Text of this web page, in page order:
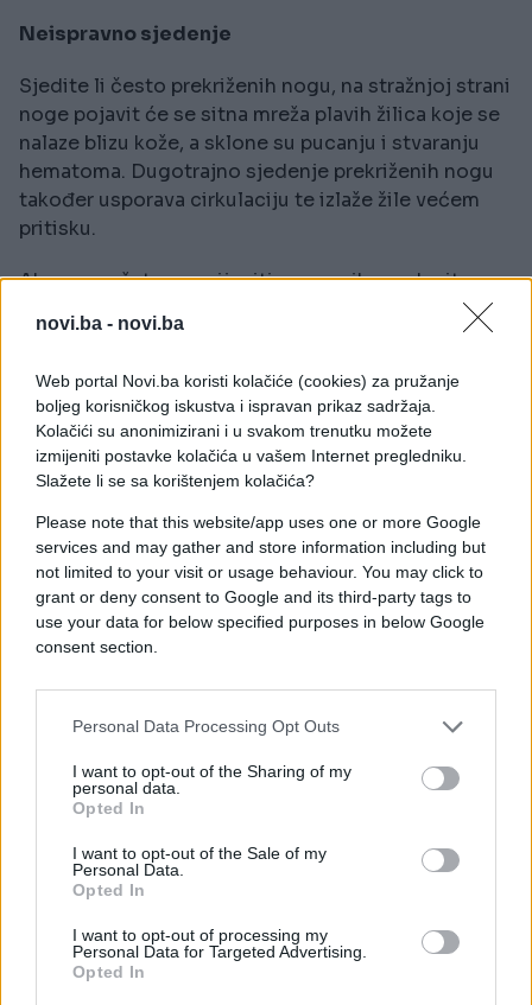
novi.ba - novi.ba
Web portal Novi.ba koristi kolačiće (cookies) za pružanje
boljeg korisničkog iskustva i ispravan prikaz sadržaja.
Kolačići su anonimizirani i u svakom trenutku možete
izmijeniti postavke kolačića u vašem Internet pregledniku.
Slažete li se sa korištenjem kolačića?
Please note that this website/app uses one or more Google
services and may gather and store information including but
not limited to your visit or usage behaviour. You may click to
grant or deny consent to Google and its third-party tags to
use your data for below specified purposes in below Google
consent section.
Personal Data Processing Opt Outs
I want to opt-out of the Sharing of my
personal data.
Opted In
I want to opt-out of the Sale of my
Personal Data.
Opted In
I want to opt-out of processing my
Personal Data for Targeted Advertising.
Opted In
Neispravno sjedenje
Sjedite li često prekriženih nogu, na stražnjoj strani
noge pojavit će se sitna mreža plavih žilica koje se
nalaze blizu kože, a sklone su pucanju i stvaranju
hematoma. Dugotrajno sjedenje prekriženih nogu
također usporava cirkulaciju te izlaže žile većem
pritisku.
Ako ne možete promijeniti ovu naviku, redovito
zamijenite položaj nogu kako ne bi uvijek ista noga
bila gore. Nakon dužeg sjedenja prekriženih nogu,
držite na povišenom barem 20-ak minuta.
Pucanje vena zbog korištenja lijekova
odnosno krvnih pločica koje sprječavaju krvarenje
zatvarajući ranice na tkivu. Riječ je obično o
lijekovima protiv zgrušnjavanja krvi, aspirinu,
ibuprofenu, steroidima te lijekovima koji se koriste
u liječenju karcinoma.
Navedene lijekove trebate uzimati samo po savjetu
doktora, a ako se modrice učestalo pojavljuju, ne
Pucanje vena kao simptom bolesti
Pucanje vena i naizgled spontano pojavljivanje
modrica može biti posljedica nekog ozbiljnijeg
učiniti vene slabijima i sklonijima pucanju. Osobe
oboljele od leukemije također lako zadobivaju